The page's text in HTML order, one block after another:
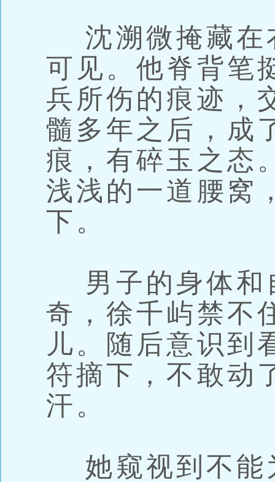
沈溯微掩藏在
可见。他脊背笔
兵所伤的痕迹，
髓多年之后，成
痕，有碎玉之态
浅浅的一道腰窝
下。
男子的身体和
奇，徐千屿禁不
儿。随后意识到
符摘下，不敢动
汗。
她窥视到不能